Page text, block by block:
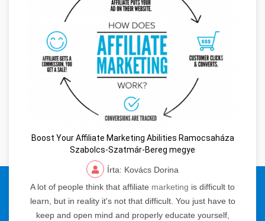
© 2024 Orvosi Keresőmarketing és Tartalomgyártás. Minden jog
Boost Your Affiliate Marketing Abilities Ramocsaháza
Szabolcs-Szatmár-Bereg megye
Írta: Kovács Dorina
A lot of people think that affiliate marketing is difficult to
learn, but in reality it's not that difficult. You just have to
keep and open mind and properly educate yourself,